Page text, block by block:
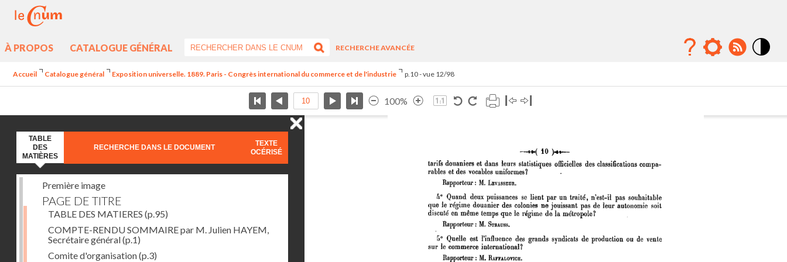
À PROPOS CATALOGUE GÉNÉRAL
RECHERCHE AVANCÉE
Accueil Catalogue général Exposition universelle. 1889. Paris - Congrès international du commerce et de l'industrie p.10 - vue 12/98
100%
TABLE
DES
MATIÈRES
RECHERCHE DANS LE DOCUMENT
TEXTE
OCÉRISÉ
Première image
PAGE DE TITRE
TABLE DES MATIERES (p.95)
COMPTE-RENDU SOMMAIRE par M. Julien HAYEM,
Secrétaire général(p.1)
Comite d'organisation(p.3)